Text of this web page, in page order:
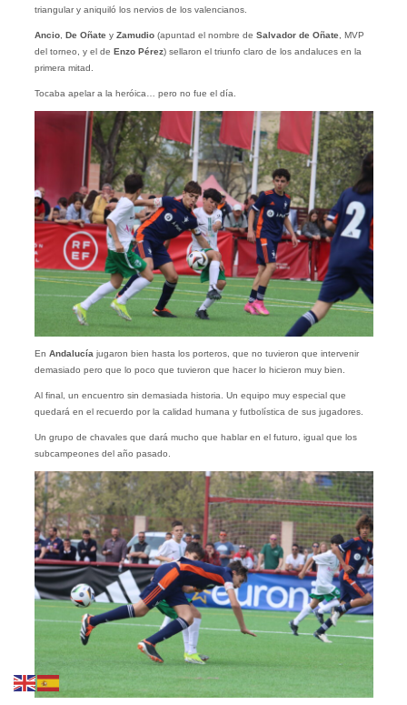
triangular y aniquiló los nervios de los valencianos.
Ancio, De Oñate y Zamudio(apuntad el nombre de Salvador de Oñate, MVP
del torneo, y el de Enzo Pérez) sellaron el triunfo claro de los andaluces en la
primera mitad.
Tocaba apelar a la heróica… pero no fue el día.
En Andalucíajugaron bien hasta los porteros, que no tuvieron que intervenir
demasiado pero que lo poco que tuvieron que hacer lo hicieron muy bien.
Al final, un encuentro sin demasiada historia. Un equipo muy especial que
quedará en el recuerdo por la calidad humana y futbolística de sus jugadores.
Un grupo de chavales que dará mucho que hablar en el futuro, igual que los
subcampeones del año pasado.